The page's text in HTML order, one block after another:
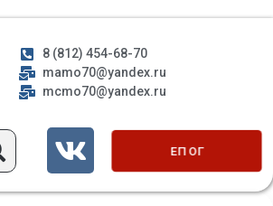
8 (812) 454-68-70
mamo70@yandex.ru
mcmo70@yandex.ru
ЕП ОГ